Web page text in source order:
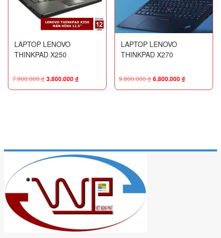
LAPTOP LENOVO
THINKPAD X250
7.900.000₫ 3.800.000₫
LAPTOP LENOVO
THINKPAD X270
9.800.000₫ 6.800.000₫